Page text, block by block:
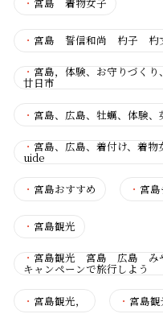
・ 宮島 誓信和尚 杓子 杓
・ 宮島，体験、お守りづく
廿日市
・ 宮島、広島、牡蠣、体験、
・ 宮島、広島、着付け、着
uide
・ 宮島おすすめ ・ 宮
・ 宮島観光
・ 宮島観光 宮島 広島 み
キャンペーンで旅行しよう
・ 宮島観光， ・ 宮島